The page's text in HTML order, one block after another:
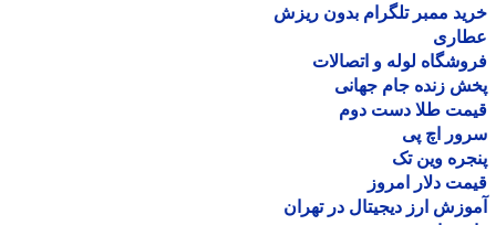
ممبر تلگرام بدون ریزش
لوله و اتصالات
زنده جام جهانی
طلا دست دوم
اچ پی
وین تک
دلار امروز
ارز دیجیتال در تهران